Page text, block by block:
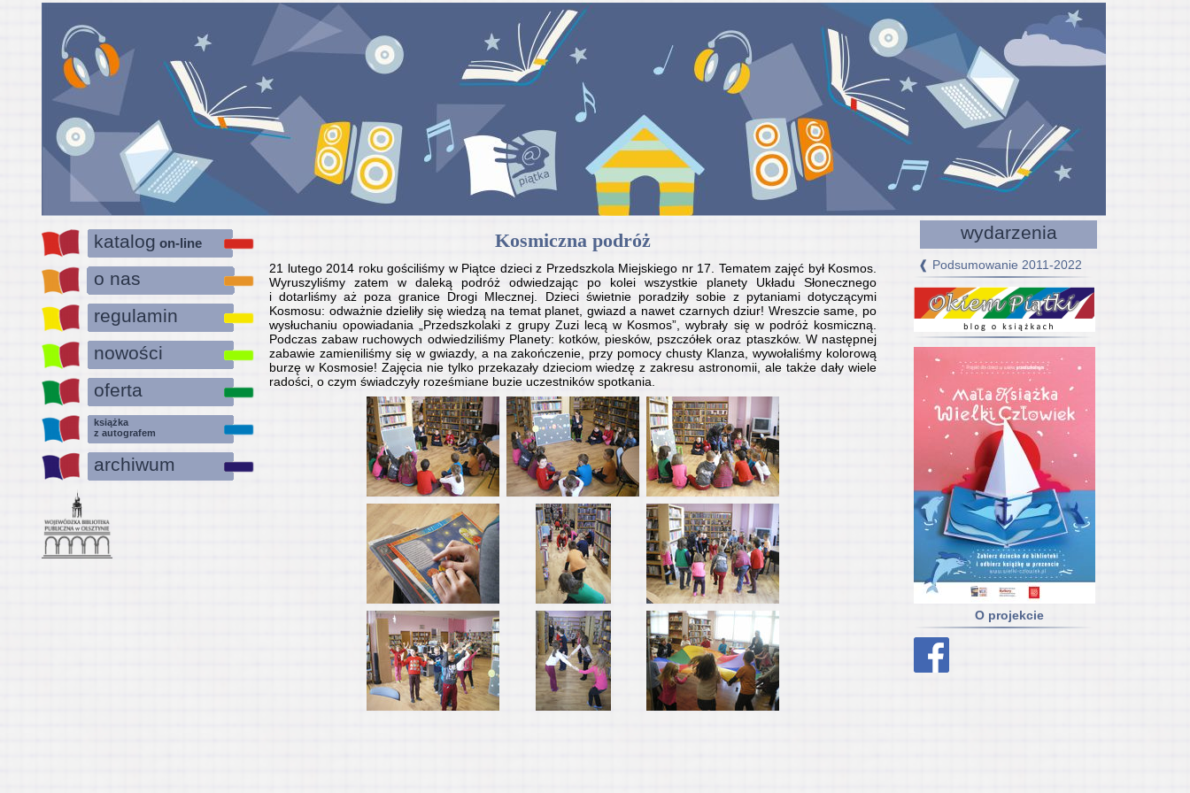
katalog on-line
o nas
regulamin
nowości
oferta
książka
z autografem
archiwum
Kosmiczna podróż
21 lutego 2014 roku gościliśmy w Piątce dzieci z Przedszkola Miejskiego nr 17. Tematem zajęć był Kosmos.
Wyruszyliśmy zatem w daleką podróż odwiedzając po kolei wszystkie planety Układu Słonecznego
i dotarliśmy aż poza granice Drogi Mlecznej. Dzieci świetnie poradziły sobie z pytaniami dotyczącymi
Kosmosu: odważnie dzieliły się wiedzą na temat planet, gwiazd a nawet czarnych dziur! Wreszcie same, po
wysłuchaniu opowiadania „Przedszkolaki z grupy Zuzi lecą w Kosmos”, wybrały się w podróż kosmiczną.
Podczas zabaw ruchowych odwiedziliśmy Planety: kotków, piesków, pszczółek oraz ptaszków. W następnej
zabawie zamieniliśmy się w gwiazdy, a na zakończenie, przy pomocy chusty Klanza, wywołaliśmy kolorową
burzę w Kosmosie! Zajęcia nie tylko przekazały dzieciom wiedzę z zakresu astronomii, ale także dały wiele
radości, o czym świadczyły roześmiane buzie uczestników spotkania.
wydarzenia
❰ Podsumowanie 2011-2022
O projekcie